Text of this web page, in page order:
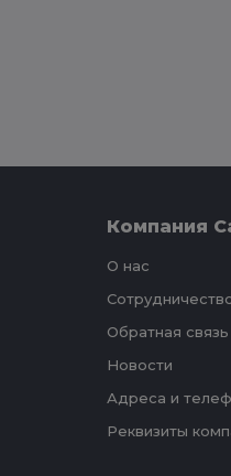
Компания
О нас
Обратная связь
Новости
Адреса и
Реквизиты